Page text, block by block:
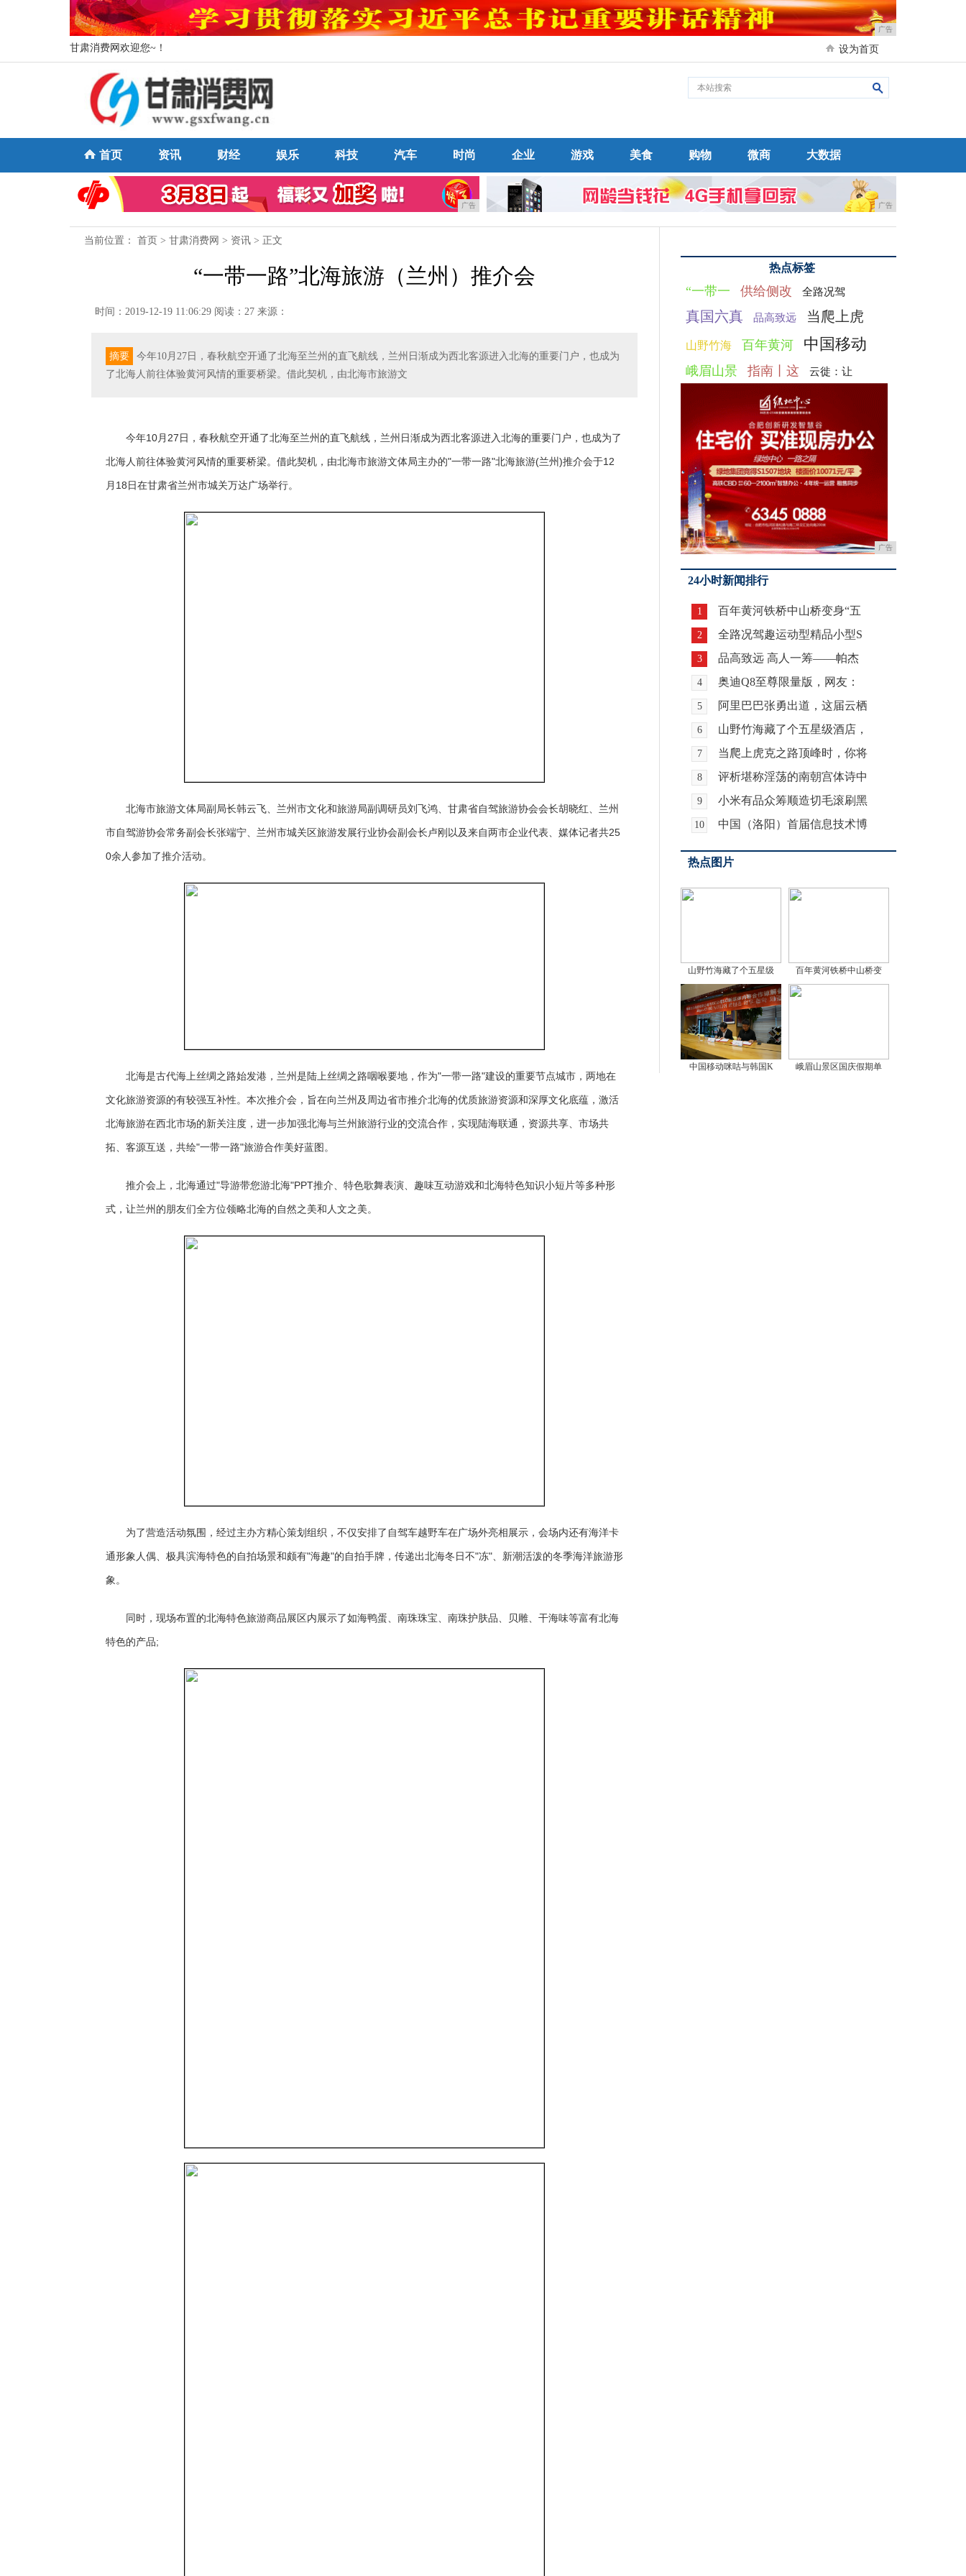
广告
甘肃消费网欢迎您~！ 设为首页
首页 资讯 财经 娱乐 科技 汽车 时尚 企业 游戏 美食 购物 微商 大数据
广告 广告
当前位置： 首页 > 甘肃消费网 > 资讯 > 正文
“一带一路”北海旅游（兰州）推介会
时间：2019-12-19 11:06:29 阅读：27 来源：
摘要
今年10月27日，春秋航空开通了北海至兰州的直飞航线，兰州日渐成为西北客源进入北海的重要门户，也成为
了北海人前往体验黄河风情的重要桥梁。借此契机，由北海市旅游文
今年10月27日，春秋航空开通了北海至兰州的直飞航线，兰州日渐成为西北客源进入北海的重要门户，也成为了
北海人前往体验黄河风情的重要桥梁。借此契机，由北海市旅游文体局主办的"一带一路"北海旅游(兰州)推介会于12
月18日在甘肃省兰州市城关万达广场举行。
北海市旅游文体局副局长韩云飞、兰州市文化和旅游局副调研员刘飞鸿、甘肃省自驾旅游协会会长胡晓红、兰州
市自驾游协会常务副会长张端宁、兰州市城关区旅游发展行业协会副会长卢刚以及来自两市企业代表、媒体记者共25
0余人参加了推介活动。
北海是古代海上丝绸之路始发港，兰州是陆上丝绸之路咽喉要地，作为"一带一路"建设的重要节点城市，两地在
文化旅游资源的有较强互补性。本次推介会，旨在向兰州及周边省市推介北海的优质旅游资源和深厚文化底蕴，激活
北海旅游在西北市场的新关注度，进一步加强北海与兰州旅游行业的交流合作，实现陆海联通，资源共享、市场共
拓、客源互送，共绘"一带一路"旅游合作美好蓝图。
推介会上，北海通过"导游带您游北海"PPT推介、特色歌舞表演、趣味互动游戏和北海特色知识小短片等多种形
式，让兰州的朋友们全方位领略北海的自然之美和人文之美。
为了营造活动氛围，经过主办方精心策划组织，不仅安排了自驾车越野车在广场外亮相展示，会场内还有海洋卡
通形象人偶、极具滨海特色的自拍场景和颇有"海趣"的自拍手牌，传递出北海冬日不"冻"、新潮活泼的冬季海洋旅游形
象。
同时，现场布置的北海特色旅游商品展区内展示了如海鸭蛋、南珠珠宝、南珠护肤品、贝雕、干海味等富有北海
特色的产品;
热点标签
“一带一 供给侧改 全路况驾
真国六真 品高致远 当爬上虎
山野竹海 百年黄河 中国移动
峨眉山景 指南丨这 云徙：让
广告
24小时新闻排行
1 百年黄河铁桥中山桥变身“五
2 全路况驾趣运动型精品小型S
3 品高致远 高人一筹——帕杰
4 奥迪Q8至尊限量版，网友：
5 阿里巴巴张勇出道，这届云栖
6 山野竹海藏了个五星级酒店，
7 当爬上虎克之路顶峰时，你将
8 评析堪称淫荡的南朝宫体诗中
9 小米有品众筹顺造切毛滚刷黑
10 中国（洛阳）首届信息技术博
热点图片
山野竹海藏了个五星级 百年黄河铁桥中山桥变
中国移动咪咕与韩国K 峨眉山景区国庆假期单